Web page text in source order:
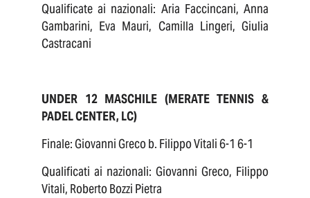
Qualificate ai nazionali: Aria Faccincani, Anna
Gambarini, Eva Mauri, Camilla Lingeri, Giulia
Castracani
UNDER 12 MASCHILE (MERATE TENNIS &
PADEL CENTER, LC)
Finale: Giovanni Greco b. Filippo Vitali 6-1 6-1
Qualificati ai nazionali: Giovanni Greco, Filippo
Vitali, Roberto Bozzi Pietra